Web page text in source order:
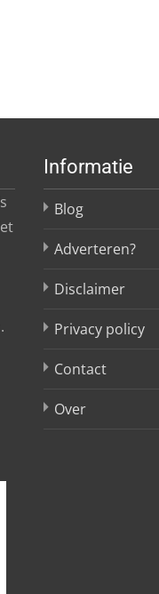
Informatie
Blog
Adverteren?
Disclaimer
Privacy policy
Contact
Over